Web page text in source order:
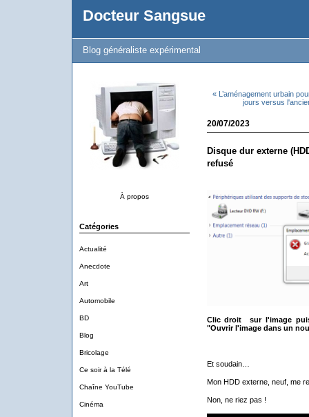
Docteur Sangsue
Blog généraliste expérimental
À propos
Catégories
Actualité
Anecdote
Art
Automobile
BD
Blog
Bricolage
Ce soir à la Télé
Chaîne YouTube
Cinéma
« L’aménagement urbain
jours versus
20/07/2023
Disque dur externe
refusé
Clic droit sur l'image
"Ouvrir l'image dans un
Et soudain…
Mon HDD externe, neuf, me
Non, ne riez pas !